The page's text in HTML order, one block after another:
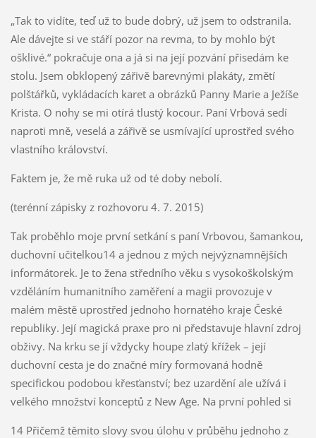
„Tak to vidíte, teď už to bude dobrý, už jsem to odstranila.
Ale dávejte si ve stáří pozor na revma, to by mohlo být
ošklivé.“ pokračuje ona a já si na její pozvání přisedám ke
stolu. Jsem obklopený zářivě barevnými plakáty, změtí
polštářků, vykládacích karet a obrázků Panny Marie a Ježíše
Krista. O nohy se mi otírá tlustý kocour. Paní Vrbová sedí
naproti mně, veselá a zářivě se usmívající uprostřed svého
vlastního království.
Faktem je, že mě ruka už od té doby nebolí.
(terénní zápisky z rozhovoru 4. 7. 2015)
Tak proběhlo moje první setkání s paní Vrbovou, šamankou,
duchovní učitelkou14 a jednou z mých nejvýznamnějších
informátorek. Je to žena středního věku s vysokoškolským
vzděláním humanitního zaměření a magii provozuje v
malém městě uprostřed jednoho hornatého kraje České
republiky. Její magická praxe pro ni představuje hlavní zdroj
obživy. Na krku se jí vždycky houpe zlatý křížek – její
duchovní cesta je do značné míry formovaná hodně
specifickou podobou křesťanství; bez uzardění ale užívá i
velkého množství konceptů z New Age. Na první pohled si
14 Přičemž těmito slovy svou úlohu v průběhu jednoho z